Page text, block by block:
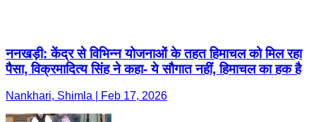
ननखड़ी: केंद्र से विभिन्न योजनाओं के तहत हिमाचल को मिल रहा
पैसा, विक्रमादित्य सिंह ने कहा- ये सौगात नहीं, हिमाचल का हक है
Nankhari, Shimla | Feb 17, 2026